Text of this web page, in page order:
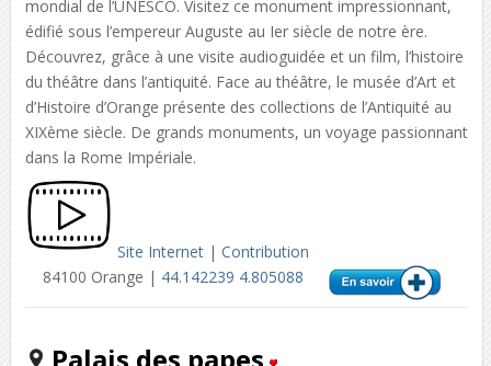
mondial de l’UNESCO. Visitez ce monument impressionnant,
édifié sous l’empereur Auguste au Ier siècle de notre ère.
Découvrez, grâce à une visite audioguidée et un film, l’histoire
du théâtre dans l’antiquité. Face au théâtre, le musée d’Art et
d’Histoire d’Orange présente des collections de l’Antiquité au
XIXème siècle. De grands monuments, un voyage passionnant
dans la Rome Impériale.
Site Internet| Contribution
84100 Orange | 44.142239 4.805088